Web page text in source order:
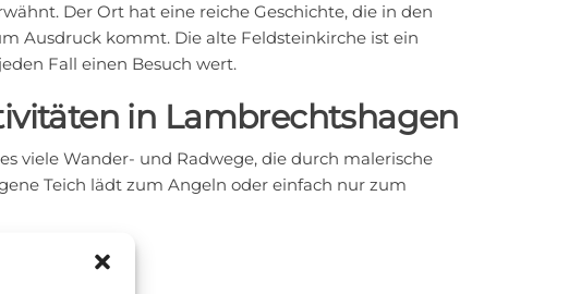
Der Ort hat eine reiche Geschichte, die in den
Ausdruck kommt. Die alte Feldsteinkirche ist ein
Fall einen Besuch wert.
in Lambrechtshagen
viele Wander- und Radwege, die durch malerische
Teich lädt zum Angeln oder einfach nur zum